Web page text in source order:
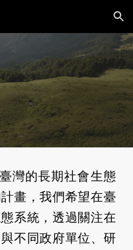
Skip to navigation
灣的長期社會生態
畫，我們希望在臺
系統，透過關注在
不同政府單位、研